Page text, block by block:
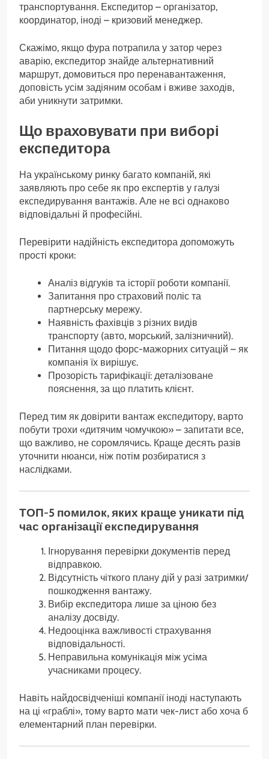
транспортування. Експедитор – організатор,
координатор, іноді – кризовий менеджер.
Скажімо, якщо фура потрапила у затор через
аварію, експедитор знайде альтернативний
маршрут, домовиться про перенавантаження,
доповість усім задіяним особам і вживе заходів,
аби уникнути затримки.
Що враховувати при виборі
експедитора
На українському ринку багато компаній, які
заявляють про себе як про експертів у галузі
експедирування вантажів. Але не всі однаково
відповідальні й професійні.
Перевірити надійність експедитора допоможуть
прості кроки:
Аналіз відгуків та історії роботи компанії.
Запитання про страховий поліс та
партнерську мережу.
Наявність фахівців з різних видів
транспорту (авто, морський, залізничний).
Питання щодо форс-мажорних ситуацій – як
компанія їх вирішує.
Прозорість тарифікації: деталізоване
пояснення, за що платить клієнт.
Перед тим як довірити вантаж експедитору, варто
побути трохи «дитячим чомучкою» – запитати все,
що важливо, не соромлячись. Краще десять разів
уточнити нюанси, ніж потім розбиратися з
наслідками.
ТОП-5 помилок, яких краще уникати під
час організації експедирування
Ігнорування перевірки документів перед
відправкою.
Відсутність чіткого плану дій у разі затримки/
пошкодження вантажу.
Вибір експедитора лише за ціною без
аналізу досвіду.
Недооцінка важливості страхування
відповідальності.
Неправильна комунікація між усіма
учасниками процесу.
Навіть найдосвідченіші компанії іноді наступають
на ці «граблі», тому варто мати чек-лист або хоча б
елементарний план перевірки.